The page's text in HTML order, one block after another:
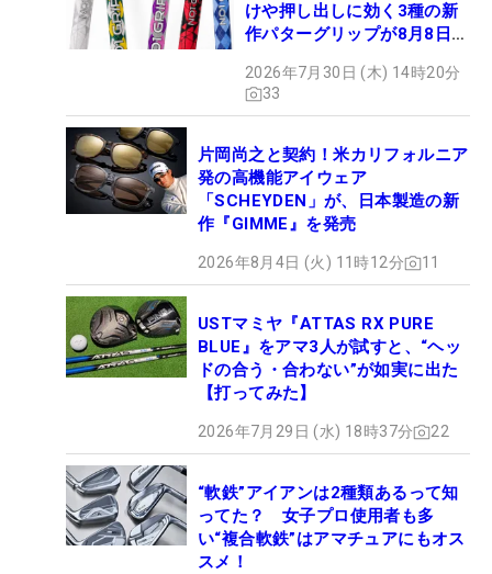
けや押し出しに効く3種の新
作パターグリップが8月8日デ
2026年7月30日 (木) 14時20分
33
片岡尚之と契約！米カリフォルニア
発の高機能アイウェア
「SCHEYDEN」が、日本製造の新
作『GIMME』を発売
2026年8月4日 (火) 11時12分 11
USTマミヤ『ATTAS RX PURE
BLUE』をアマ3人が試すと、“ヘッ
ドの合う・合わない”が如実に出た
【打ってみた】
2026年7月29日 (水) 18時37分 22
“軟鉄”アイアンは2種類あるって知
ってた？ 女子プロ使用者も多
い“複合軟鉄”はアマチュアにもオス
スメ！